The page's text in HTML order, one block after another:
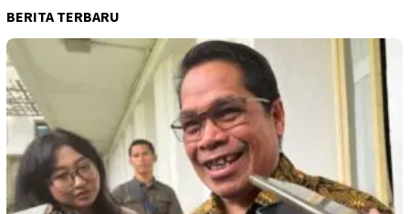
BERITA TERBARU